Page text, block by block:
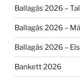
Ballagás 2026 –
Ballagás 2026 –
Ballagás 2026 –
Bankett 2026